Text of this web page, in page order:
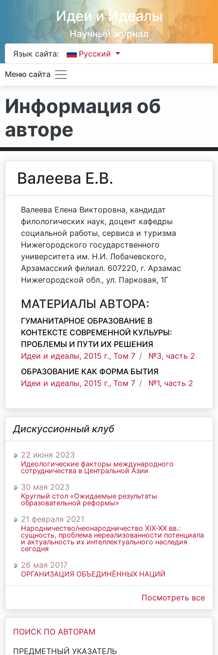
Идеи и Идеалы
Научный журнал
Язык сайта: Русский
Меню сайта
Информация об
авторе
Валеева Е.В.
Валеева Елена Викторовна, кандидат
филологических наук, доцент кафедры
социальной работы, сервиса и туризма
Нижегородского государственного
университета им. Н.И. Лобачевского,
Арзамасский филиал. 607220, г. Арзамас
Нижегородской обл., ул. Парковая, 1Г
МАТЕРИАЛЫ АВТОРА:
ГУМАНИТАРНОЕ ОБРАЗОВАНИЕ В
КОНТЕКСТЕ СОВРЕМЕННОЙ КУЛЬУРЫ:
ПРОБЛЕМЫ И ПУТИ ИХ РЕШЕНИЯ
Идеи и идеалы, 2015 г., Том 7
№3, часть 2
ОБРАЗОВАНИЕ КАК ФОРМА БЫТИЯ
Идеи и идеалы, 2015 г., Том 7
№1, часть 2
Дискуссионный клуб
22 июня 2023
Идеологические факторы международного
сотрудничества в Центральной Азии
30 мая 2023
Круглый стол «Ожидаемые результаты
образовательной реформы»
21 февраля 2021
Народничество/неонародничество ХIХ-ХХ вв.:
сущность, проблема нереализованности потенциала
и актуальность их интеллектуального наследия
сегодня
26 мая 2017
ОРГАНИЗАЦИЯ ОБЪЕДИНЁННЫХ НАЦИЙ
Посмотреть все
ПОИСК ПО АВТОРАМ
ПРЕДМЕТНЫЙ УКАЗАТЕЛЬ